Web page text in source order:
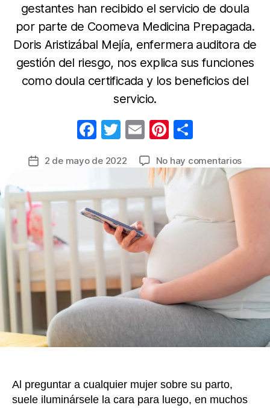
gestantes han recibido el servicio de doula
por parte de Coomeva Medicina Prepagada.
Doris Aristizábal Mejía, enfermera auditora de
gestión del riesgo, nos explica sus funciones
como doula certificada y los beneficios del
servicio.
F
c
e
b
o
o
k
T
itt
er
E
ail
Pi
er
e
m
p
tir
Fecha
entrada
2 de mayo de 2022 No hay comentariosen
y
y
la
Al preguntar a cualquier mujer sobre su parto,
suele iluminársele la cara para luego, en muchos